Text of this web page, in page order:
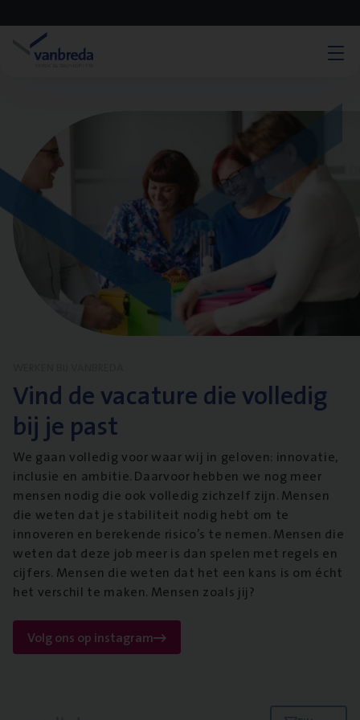
Vind de vacature die volledig
bij je past
We gaan volledig voor waar wij in geloven: innovatie,
inclusie en ambitie. Daarvoor hebben we nog meer
mensen nodig die ook volledig zichzelf zijn. Mensen
die weten dat je stabiliteit nodig hebt om te
innoveren en berekende risico’s te nemen. Mensen die
weten dat deze job meer is dan spelen met regels en
cijfers. Mensen die weten dat het een kans is om écht
het verschil te maken. Mensen zoals jij?
Volg ons op instagram